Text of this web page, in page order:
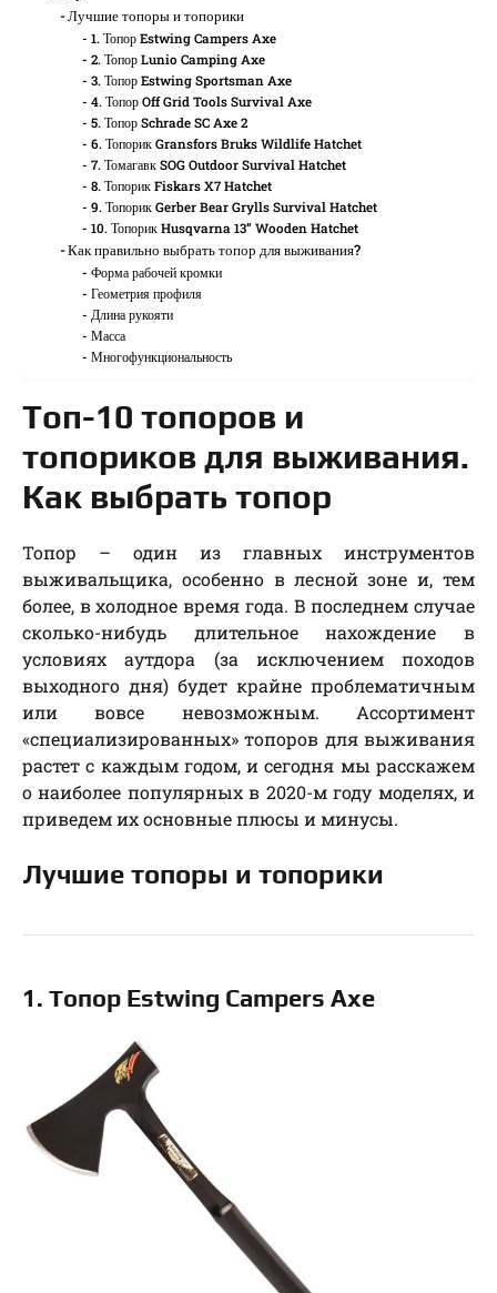
Лучшие топоры и топорики
1. Топор Estwing Campers Axe
2. Топор Lunio Camping Axe
3. Топор Estwing Sportsman Axe
4. Топор Off Grid Tools Survival Axe
5. Топор Schrade SC Axe 2
6. Топорик Gransfors Bruks Wildlife Hatchet
7. Томагавк SOG Outdoor Survival Hatchet
8. Топорик Fiskars X7 Hatchet
9. Топорик Gerber Bear Grylls Survival Hatchet
10. Топорик Husqvarna 13” Wooden Hatchet
Как правильно выбрать топор для выживания?
Форма рабочей кромки
Геометрия профиля
Длина рукояти
Масса
Многофункциональность
Топ-10 топоров и
топориков для выживания.
Как выбрать топор
Топор – один из главных инструментов
выживальщика, особенно в лесной зоне и, тем
более, в холодное время года. В последнем случае
сколько-нибудь длительное нахождение в
условиях аутдора (за исключением походов
выходного дня) будет крайне проблематичным
или вовсе невозможным. Ассортимент
«специализированных» топоров для выживания
растет с каждым годом, и сегодня мы расскажем
о наиболее популярных в 2020-м году моделях, и
приведем их основные плюсы и минусы.
Лучшие топоры и топорики
1. Топор Estwing Campers Axe